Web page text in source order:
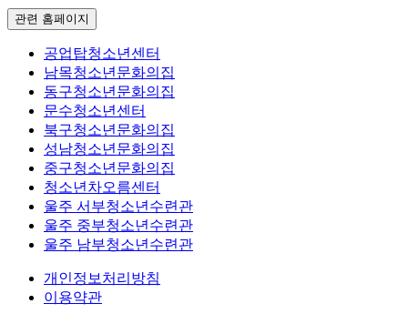
관련 홈페이지
공업탑청소년센터
남목청소년문화의집
동구청소년문화의집
문수청소년센터
북구청소년문화의집
성남청소년문화의집
중구청소년문화의집
청소년차오름센터
울주 서부청소년수련관
울주 중부청소년수련관
울주 남부청소년수련관
개인정보처리방침
이용약관